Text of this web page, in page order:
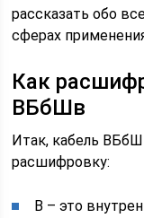
рассказать обо
сферах
Как
ВБбШв
Итак, кабель
расшифровку:
В – это